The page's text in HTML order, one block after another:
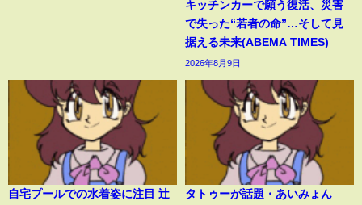
キッチンカーで願う復活、災害
で失った“若者の命”…そして見
据える未来(ABEMA TIMES)
2026年8月9日
自宅プールでの水着姿に注目 辻
タトゥーが話題・あいみょん